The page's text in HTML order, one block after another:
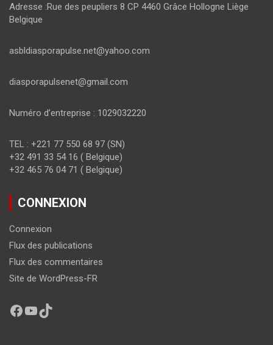
Adresse :Rue des peupliers 8 CP 4460 Grâce Hollogne Liège
Belgique
asbldiasporapulse.net@yahoo.com
diasporapulsenet@gmail.com
Numéro d’entreprise : 1029032220
TEL : +221 77 550 68 97 (SN)
+32 491 33 54 16 ( Belgique)
+32 465 76 04 71 ( Belgique)
CONNEXION
Connexion
Flux des publications
Flux des commentaires
Site de WordPress-FR